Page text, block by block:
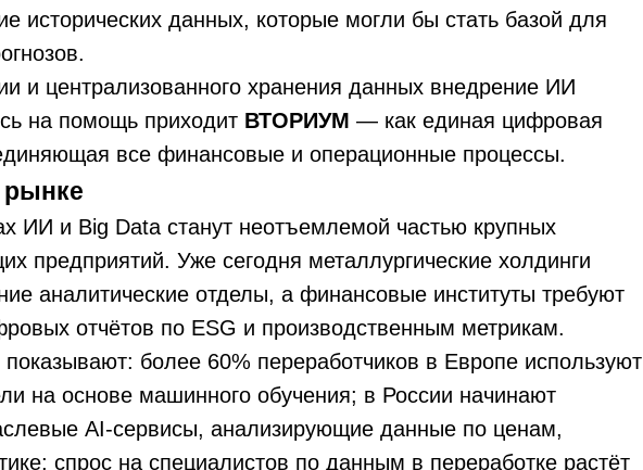
исторических данных, которые могли бы стать базой для
и централизованного хранения данных внедрение ИИ
на помощь приходит ВТОРИУМ — как единая цифровая
все финансовые и операционные процессы.
рынке
ИИ и Big Data станут неотъемлемой частью крупных
предприятий. Уже сегодня металлургические холдинги
аналитические отделы, а финансовые институты требуют
отчётов по ESG и производственным метрикам.
более 60% переработчиков в Европе используют
на основе машинного обучения; в России начинают
AI-сервисы, анализирующие данные по ценам,
спрос на специалистов по данным в переработке растёт